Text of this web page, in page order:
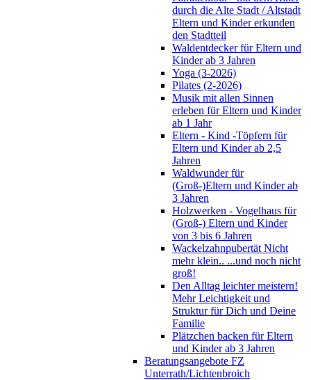
durch die Alte Stadt / Altstadt
Eltern und Kinder erkunden
den Stadtteil
Waldentdecker für Eltern und
Kinder ab 3 Jahren
Yoga (3-2026)
Pilates (2-2026)
Musik mit allen Sinnen
erleben für Eltern und Kinder
ab 1 Jahr
Eltern - Kind -Töpfern für
Eltern und Kinder ab 2,5
Jahren
Waldwunder für
(Groß-)Eltern und Kinder ab
3 Jahren
Holzwerken - Vogelhaus für
(Groß-) Eltern und Kinder
von 3 bis 6 Jahren
Wackelzahnpubertät Nicht
mehr klein.. ...und noch nicht
groß!
Den Alltag leichter meistern!
Mehr Leichtigkeit und
Struktur für Dich und Deine
Familie
Plätzchen backen für Eltern
und Kinder ab 3 Jahren
Beratungsangebote FZ
Unterrath/Lichtenbroich